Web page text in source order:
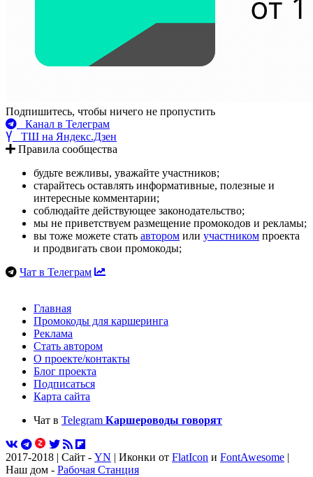
Подпишитесь, чтобы ничего не пропустить
Канал в Телеграм
ТШ на Яндекс.Дзен
Правила сообщества
будьте вежливы, уважайте участников;
старайтесь оставлять информативные, полезные и
интересные комментарии;
соблюдайте действующее законодательство;
мы не приветствуем размещение промокодов и рекламы;
вы тоже можете стать автором или участником проекта
и продвигать свои промокоды;
Чат в Телеграм
Главная
Промокоды для каршеринга
Реклама
Стать автором
О проекте/контакты
Блог проекта
Подписаться
Карта сайта
Чат в Telegram Каршероводы говорят
2017-2018 | Сайт - YN | Иконки от FlatIcon и FontAwesome |
Наш дом - Рабочая Станция